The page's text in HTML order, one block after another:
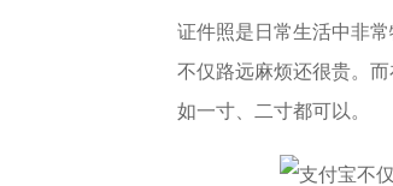
证件照是日常生活中非
不仅路远麻烦还很贵。
如一寸、二寸都可以。